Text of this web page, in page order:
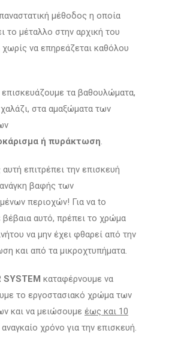
μέθοδος η οποία
το μέταλλο στην αρχική του
να επηρεάζεται καθόλου
τα βαθουλώματα,
στα αμαξώματα των
ή πυράκτωση.
επιτρέπει την επισκευή
βαφής των
περιοχών! Για να to
βέβαια αυτό, πρέπει το χρώμα
να μην έχει φθαρεί από την
και από τα μικροχτυπήματα.
SYSTEM καταφέρνουμε να
το εργοστασιακό χρώμα των
και να μειώσουμε έως και 10
χρόνο για την επισκευή.